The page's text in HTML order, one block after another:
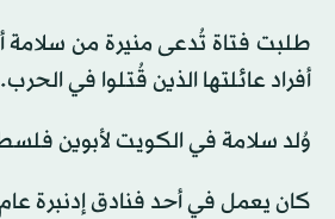
أفراد عائلتها الذين قُتلوا في الحرب.
وُلد سلامة في الكويت لأبوين
كان يعمل في أحد فنادق إدنبرة عام 2004، ساعياً لبناء مسيرة مهنية في مجال الضيافة، إلا أنّ حلماً مؤثراً غيّر مسار